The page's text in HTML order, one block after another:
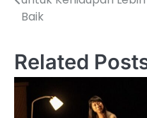
navigation
Baik
Related